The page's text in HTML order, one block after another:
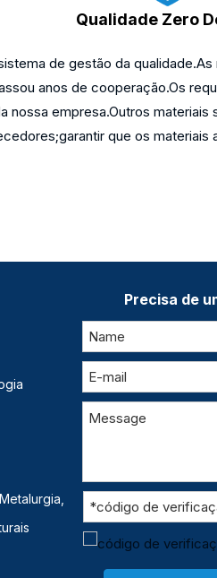
Qualidade Zero
de gestão da
anos de cooperação.Os
empresa.Outros materiais
que os materiais
Precisa de